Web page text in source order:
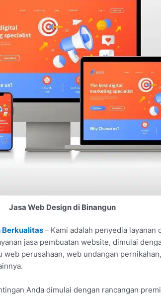
Jasa Web Design di Binangun
Berkualitas– Kami adalah penyedia layanan
jasa pembuatan website, dimulai
perusahaan, web undangan
Anda dimulai dengan rancangan